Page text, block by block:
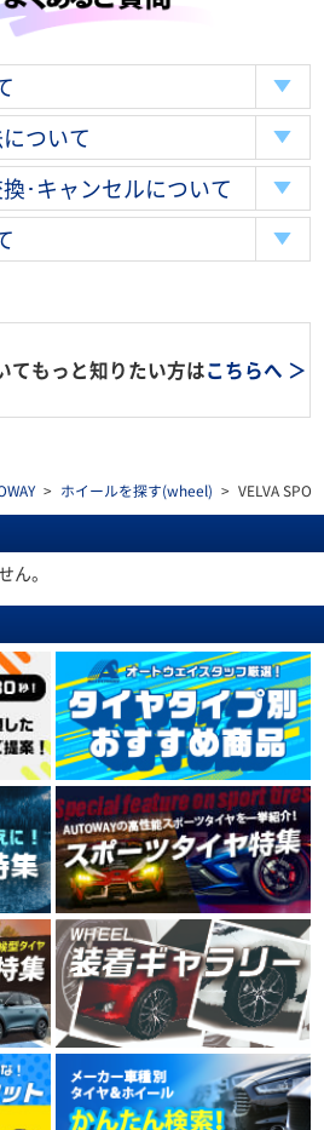
ついて
･キャンセルについて
てもっと知りたい方はこちらへ ＞
> ホイールを探す(wheel) > VELVA
ん。